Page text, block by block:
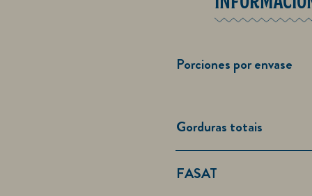
Porciones por envase
Gorduras totais
FASAT